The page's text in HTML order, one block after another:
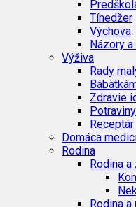
Tínedžer
Výchova
Názory
Výživa
Rady
Zdravie
Receptár
Domáca
Rodina
Rodina
Rodina a